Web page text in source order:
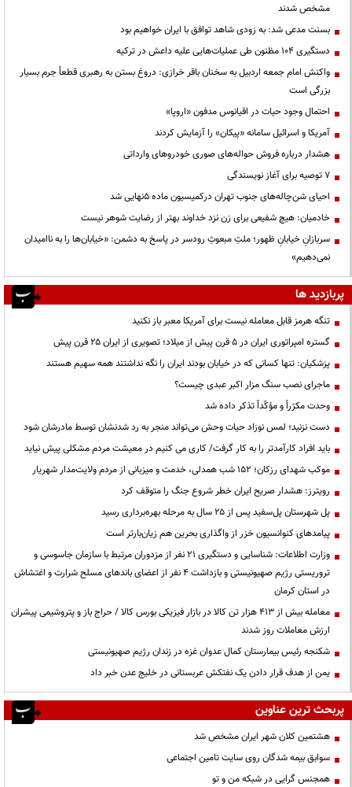
مشخص شدند
بسنت مدعی شد: به زودی شاهد توافق با ایران خواهیم بود
دستگیری ۱۰۴ مظنون طی عملیات‌هایی علیه داعش در ترکیه
واکنش امام جمعه اردبیل به سخنان باقر خرازی: دروغ بستن به رهبری قطعاً جرم بسیار
بزرگی است
احتمال وجود حیات در اقیانوس مدفون «اروپا»
آمریکا و اسرائیل سامانه «پیکان» را آزمایش کردند
هشدار درباره فروش حواله‌های صوری خودروهای وارداتی
۷ توصیه برای آغاز نویسندگی
احیای شن‌چاله‌های جنوب تهران درکمیسیون ماده ۵نهایی شد
خادمیان: هیچ شفیعی برای زن نزد خداوند بهتر از رضایت شوهر نیست
سربازانِ خیابانِ ظهور؛ ملتِ مبعوثِ رودسر در پاسخ به دشمن: «خیابان‌ها را به ناامیدان
نمی‌دهیم»
پربازدید ها
تنگه هرمز قابل معامله نیست برای آمریکا معبر باز نکنید
گستره امپراتوری ایران در ۵ قرن پیش از میلاد؛ تصویری از ایران ۲۵ قرن پیش
پزشکیان: تنها کسانی که در خیابان بودند ایران را نگه نداشتند همه سهیم هستند
ماجرای نصب سنگ مزار اکبر عبدی چیست؟
وحدت مکرّراً و مؤکّداً تذکر داده شد
دست نزنید؛ لمس نوزاد حیات وحش می‌تواند منجر به رد شدنشان توسط مادرشان شود
باید افراد کارآمدتر را به کار گرفت/ کاری می کنیم در معیشت مردم مشکلی پیش نیاید
موکب شهدای رزکان؛ ۱۵۲ شب همدلی، خدمت و میزبانی از مردم ولایت‌مدار شهریار
رویترز: هشدار صریح ایران خطر شروع جنگ را متوقف کرد
پل شهرستان پل‌سفید پس از ۲۵ سال به مرحله بهره‌برداری رسید
پیامدهای کنوانسیون خزر از واگذاری بحرین هم زیان‌بارتر است
وزارت اطلاعات: شناسایی و دستگیری ۲۱ نفر از مزدوران مرتبط با سازمان جاسوسی و
تروریستی رژیم صهیونیستی و بازداشت ۴ نفر از اعضای باندهای مسلح شرارت و اغتشاش
در استان کرمان
معامله بیش از ۴۱۳ هزار تن کالا در بازار فیزیکی بورس کالا / حراج باز و پتروشیمی پیشران
ارزش معاملات روز شدند
شکنجه رئیس بیمارستان کمال عدوان غزه در زندان رژیم صهیونیستی
یمن از هدف قرار دادن یک نفتکش عربستانی در خلیج عدن خبر داد
پربحث ترین عناوین
هشتمین کلان شهر ایران مشخص شد
سوابق بیمه شدگان روی سایت تامین اجتماعی
همجنس گرایی در شبکه من و تو